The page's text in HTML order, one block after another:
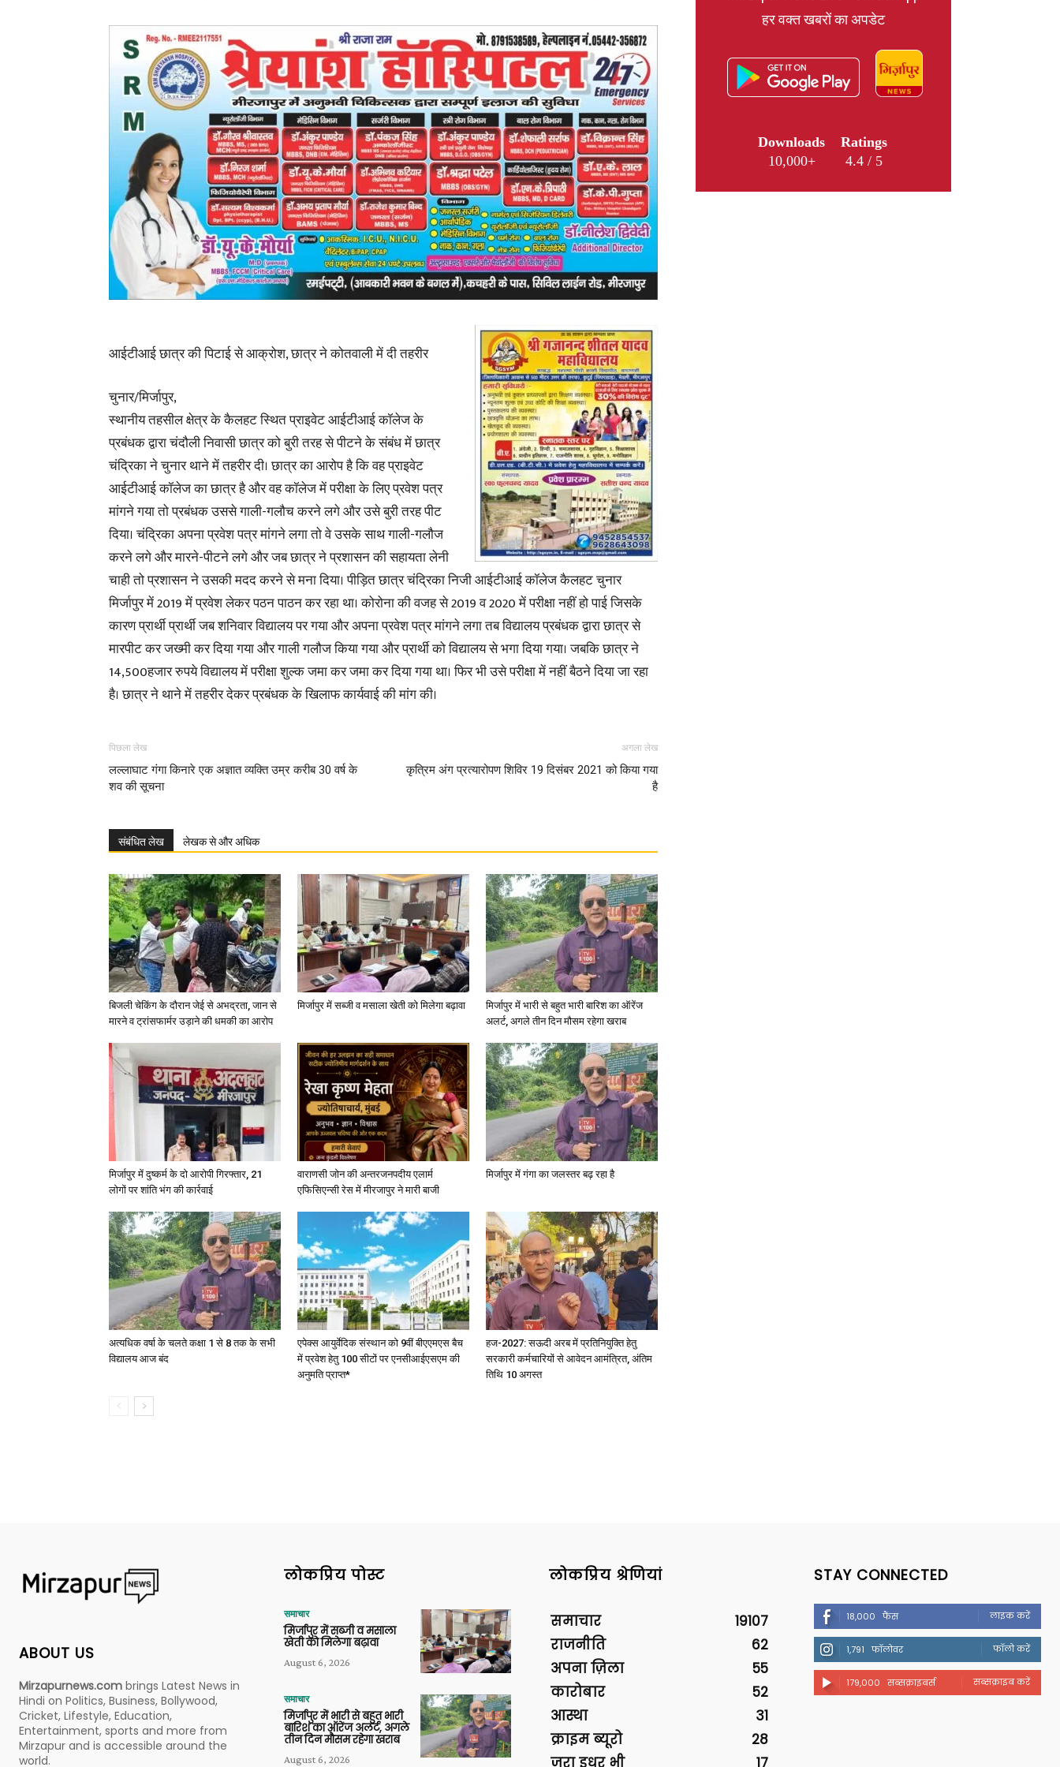
News,
Latest
News
in
Hindi,
Today
Paper
आईटीआई छात्र की पिटाई से आक्रोश, छात्र ने कोतवाली में दी तहरीर
चुनार/मिर्जापुर,
स्थानीय तहसील क्षेत्र के कैलहट स्थित प्राइवेट आईटीआई कॉलेज के
प्रबंधक द्वारा चंदौली निवासी छात्र को बुरी तरह से पीटने के संबंध में छात्र
चंद्रिका ने चुनार थाने में तहरीर दी। छात्र का आरोप है कि वह प्राइवेट
आईटीआई कॉलेज का छात्र है और वह कॉलेज में परीक्षा के लिए प्रवेश पत्र
मांगने गया तो प्रबंधक उससे गाली-गलौच करने लगे और उसे बुरी तरह पीट
दिया। चंद्रिका अपना प्रवेश पत्र मांगने लगा तो वे उसके साथ गाली-गलौज
करने लगे और मारने-पीटने लगे और जब छात्र ने प्रशासन की सहायता लेनी
चाही तो प्रशासन ने उसकी मदद करने से मना दिया। पीड़ित छात्र चंद्रिका निजी आईटीआई कॉलेज कैलहट चुनार
मिर्जापुर में 2019 में प्रवेश लेकर पठन पाठन कर रहा था। कोरोना की वजह से 2019 व 2020 में परीक्षा नहीं हो पाई जिसके
कारण प्रार्थी प्रार्थी जब शनिवार विद्यालय पर गया और अपना प्रवेश पत्र मांगने लगा तब विद्यालय प्रबंधक द्वारा छात्र से
मारपीट कर जख्मी कर दिया गया और गाली गलौज किया गया और प्रार्थी को विद्यालय से भगा दिया गया। जबकि छात्र ने
14,500हजार रुपये विद्यालय में परीक्षा शुल्क जमा कर जमा कर दिया गया था। फिर भी उसे परीक्षा में नहीं बैठने दिया जा रहा
है। छात्र ने थाने में तहरीर देकर प्रबंधक के खिलाफ कार्यवाई की मांग की।
पिछला लेख
लल्लाघाट गंगा किनारे एक अज्ञात व्यक्ति उम्र करीब 30 वर्ष के
शव की सूचना
अगला लेख
कृत्रिम अंग प्रत्यारोपण शिविर 19 दिसंबर 2021 को किया गया
है
संबंधित लेख लेखक से और अधिक
बिजली चेकिंग के दौरान जेई से अभद्रता, जान से
मारने व ट्रांसफार्मर उड़ाने की धमकी का आरोप
मिर्जापुर में सब्जी व मसाला खेती को मिलेगा बढ़ावा
मिर्जापुर में भारी से बहुत भारी बारिश का ऑरेंज
अलर्ट, अगले तीन दिन मौसम रहेगा खराब
मिर्जापुर में दुष्कर्म के दो आरोपी गिरफ्तार, 21
लोगों पर शांति भंग की कार्रवाई
वाराणसी जोन की अन्तरजनपदीय एलार्म
एफिसिएन्सी रेस में मीरजापुर ने मारी बाजी
मिर्जापुर में गंगा का जलस्तर बढ़ रहा है
अत्यधिक वर्षा के चलते कक्षा 1 से 8 तक के सभी
विद्यालय आज बंद
एपेक्स आयुर्वेदिक संस्थान को 9वीं बीएएमएस बैच
में प्रवेश हेतु 100 सीटों पर एनसीआईएसएम की
अनुमति प्राप्त*
हज-2027: सऊदी अरब में प्रतिनियुक्ति हेतु
सरकारी कर्मचारियों से आवेदन आमंत्रित, अंतिम
तिथि 10 अगस्त
हर वक्त खबरों का अपडेट
Downloads
10,000+
Ratings
4.4 / 5
ABOUT US
Mirzapurnews.com brings Latest News in
Hindi on Politics, Business, Bollywood,
Cricket, Lifestyle, Education,
Entertainment, sports and more from
Mirzapur and is accessible around the
world.
लोकप्रिय पोस्ट
समाचार
मिर्जापुर में सब्जी व मसाला
खेती को मिलेगा बढ़ावा
August 6, 2026
समाचार
मिर्जापुर में भारी से बहुत भारी
बारिश का ऑरेंज अलर्ट, अगले
तीन दिन मौसम रहेगा खराब
August 6, 2026
लोकप्रिय श्रेणियां
समाचार
19107
राजनीति
62
अपना ज़िला
55
कारोबार
52
आस्था
31
क्राइम ब्यूरो
28
ज़रा इधर भी
17
STAY CONNECTED
18,000 फैंस लाइक करें
1,791 फॉलोवर फॉलो करें
179,000 सब्सक्राइबर्स सब्सक्राइब करें